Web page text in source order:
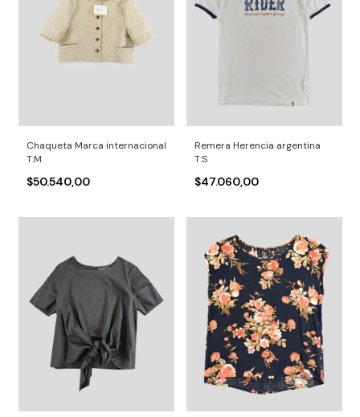
Chaqueta Marca internacional
T:M
$50.540,00
Remera Herencia argentina
T:S
$47.060,00